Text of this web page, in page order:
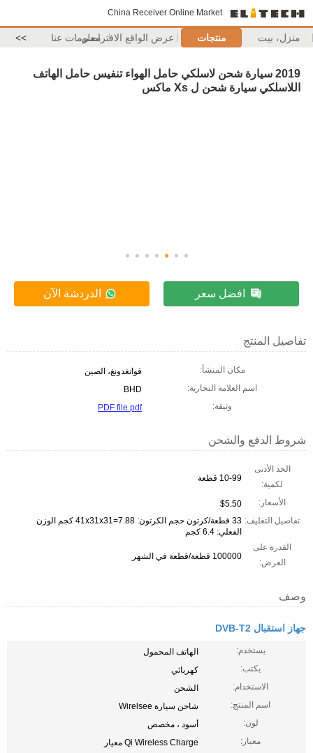
China Receiver Online Market
منزل، بيت منتجات عرض الواقع الافتراضيمعلومات عنا >>
2019 سيارة شحن لاسلكي حامل الهواء تنفيس حامل الهاتف
اللاسلكي سيارة شحن ل Xs ماكس
افضل سعر الدردشة الآن
تفاصيل المنتج
مكان المنشأ:
قوانغدونغ، الصين
اسم العلامة التجارية:
BHD
وثيقة:
PDF file.pdf
شروط الدفع والشحن
الحد الأدنى
لكمية:
10-99 قطعة
الأسعار:
$5.50
تفاصيل التغليف:
33 قطعة/كرتون حجم الكرتون: 41x31x31=7.88 كجم الوزن
الفعلي: 6.4 كجم
القدرة على
العرض:
100000 قطعة/قطعة في الشهر
وصف
جهاز استقبال DVB-T2
يستخدم:
الهاتف المحمول
يكتب:
كهربائي
الاستخدام:
الشحن
اسم المنتج:
شاحن سيارة Wirelsee
لون:
أسود ، مخصص
معيار:
Qi Wireless Charge معيار